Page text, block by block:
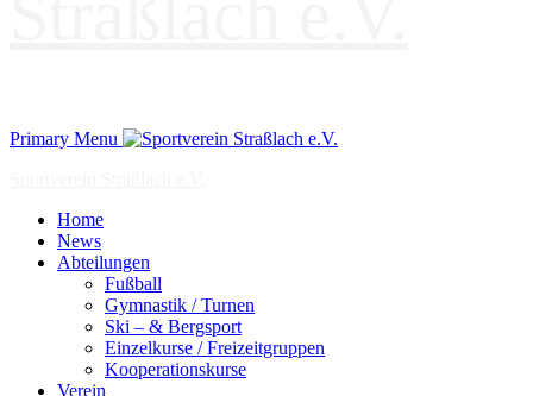
Primary Menu
Home
News
Abteilungen
Fußball
Gymnastik / Turnen
Ski – & Bergsport
Einzelkurse / Freizeitgruppen
Kooperationskurse
Verein